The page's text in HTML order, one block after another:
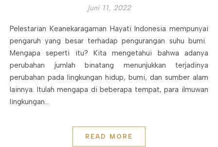
Juni 11, 2022
Pelestarian Keanekaragaman Hayati Indonesia mempunyai
pengaruh yang besar terhadap pengurangan suhu bumi.
Mengapa seperti itu? Kita mengetahui bahwa adanya
perubahan jumlah binatang menunjukkan terjadinya
perubahan pada lingkungan hidup, bumi, dan sumber alam
lainnya. Itulah mengapa di beberapa tempat, para ilmuwan
lingkungan…
READ MORE